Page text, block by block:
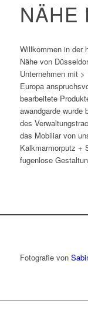
NÄHE
Willkommen in der
Nähe von
Unternehmen mit
Europa
bearbeitete
awandgarde wurde
des
das Mobiliar von
Kalkmarmorputz +
fugenlose
Fotografie von